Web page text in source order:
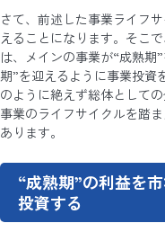
さて、前述した事業ライフ
えることになります。そこ
は、メインの事業が“成熟期
期”を迎えるように事業投資
のように絶えず総体として
事業のライフサイクルを踏
あります。
“成熟期”の利益を
投資する